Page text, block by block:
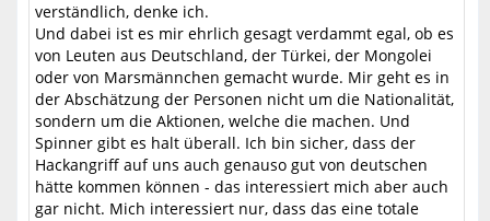
verständlich, denke ich.
Und dabei ist es mir ehrlich gesagt verdammt egal, ob es
von Leuten aus Deutschland, der Türkei, der Mongolei
oder von Marsmännchen gemacht wurde. Mir geht es in
der Abschätzung der Personen nicht um die Nationalität,
sondern um die Aktionen, welche die machen. Und
Spinner gibt es halt überall. Ich bin sicher, dass der
Hackangriff auf uns auch genauso gut von deutschen
hätte kommen können - das interessiert mich aber auch
gar nicht. Mich interessiert nur, dass das eine totale